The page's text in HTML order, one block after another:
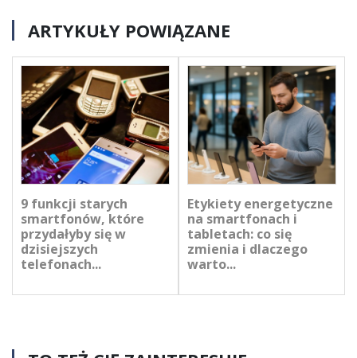
ARTYKUŁY POWIĄZANE
9 funkcji starych
smartfonów, które
przydałyby się w
dzisiejszych
telefonach...
Etykiety energetyczne
na smartfonach i
tabletach: co się
zmienia i dlaczego
warto...